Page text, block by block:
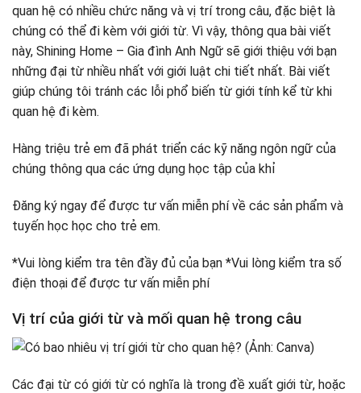
quan hệ có nhiều chức năng và vị trí trong câu, đặc biệt là
chúng có thể đi kèm với giới từ. Vì vậy, thông qua bài viết
này, Shining Home – Gia đình Anh Ngữ sẽ giới thiệu với bạn
những đại từ nhiều nhất với giới luật chi tiết nhất. Bài viết
giúp chúng tôi tránh các lỗi phổ biến từ giới tính kể từ khi
quan hệ đi kèm.
Hàng triệu trẻ em đã phát triển các kỹ năng ngôn ngữ của
chúng thông qua các ứng dụng học tập của khỉ
Đăng ký ngay để được tư vấn miễn phí về các sản phẩm và
tuyến học học cho trẻ em.
*Vui lòng kiểm tra tên đầy đủ của bạn *Vui lòng kiểm tra số
điện thoại để được tư vấn miễn phí
Vị trí của giới từ và mối quan hệ trong câu
Các đại từ có giới từ có nghĩa là trong đề xuất giới từ, hoặc